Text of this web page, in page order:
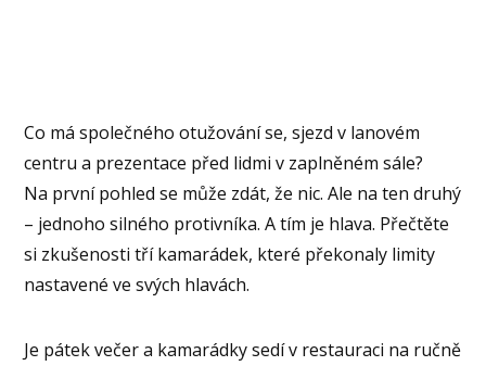
Co má společného otužování se, sjezd v lanovém
centru a prezentace před lidmi v zaplněném sále?
Na první pohled se může zdát, že nic. Ale na ten druhý
– jednoho silného protivníka. A tím je hlava. Přečtěte
si zkušenosti tří kamarádek, které překonaly limity
nastavené ve svých hlavách.
Je pátek večer a kamarádky sedí v restauraci na ručně